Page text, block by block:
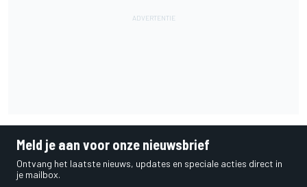
Meld je aan voor onze nieuwsbrief
Ontvang het laatste nieuws, updates en speciale acties direct in
je mailbox.